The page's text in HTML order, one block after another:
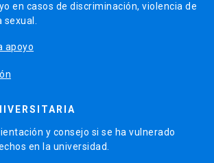
en casos de discriminación, violencia de
sexual.
apoyo
y consejo si se ha vulnerado
en la universidad.